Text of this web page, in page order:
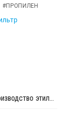
#ПРОПИЛЕН
СИБУР в 2028 году планирует запустить производство этилбензола, полистирола на НКНХ